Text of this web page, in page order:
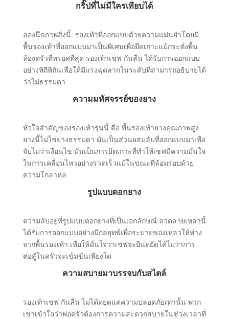
กริ๊ปที่ไม่มีใครเทียบได้
ลองนึกภาพสิ่งนี้: รองเท้าที่ออกแบบด้วยความแม่นยําโดยมี
พื้นรองเท้าที่ออกแบบมาเป็นพิเศษเพื่อยึดเกาะแม้กระทั่งพื้น
ห้องครัวที่ทรยศที่สุด รองเท้าเชฟ กันลื่น ได้รับการออกแบบ
อย่างพิถีพิถันเพื่อให้มีแรงฉุดลากในระดับที่สามารถอธิบายได้
ว่าไม่ธรรมดา
ความมหัศจรรย์ของยาง
หัวใจสําคัญของรองเท้ารุ่นนี้ คือ พื้นรองเท้ายางคุณภาพสูง
ยางนี้ไม่ใช่ยางธรรมดา มันเป็นส่วนผสมลับที่ออกแบบมาเพื่อ
จับไม่ว่าเงื่อนไข มันเป็นการยึดเกาะที่ทําให้เชฟมีความมั่นใจ
ในการเคลื่อนไหวอย่างรวดเร็วแม้ในขณะที่ล้อมรอบด้วย
ความโกลาหล
รูปแบบดอกยาง
ความลับอยู่ที่รูปแบบดอกยางที่เป็นเอกลักษณ์ ลวดลายเหล่านี้
ได้รับการออกแบบอย่างมีกลยุทธ์เพื่อระบายของเหลวให้ห่าง
จากพื้นรองเท้า เพื่อให้มั่นใจว่าเชฟจะยืนหยัดได้ไม่ว่าการ
ต่อสู้ในครัวจะเข้มข้นเพียงใด
ความสบายมาบรรจบกับสไตล์
รองเท้าเชฟ กันลื่น ไม่ได้หยุดแค่ความปลอดภัยเท่านั้น พวก
เขาเข้าใจว่าพ่อครัวต้องการความสะดวกสบายในช่วงเวลาที่